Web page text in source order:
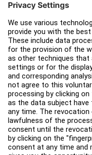
服務中心
教育中心
關於我們
查找經銷商
尋找商店
法律
可及性